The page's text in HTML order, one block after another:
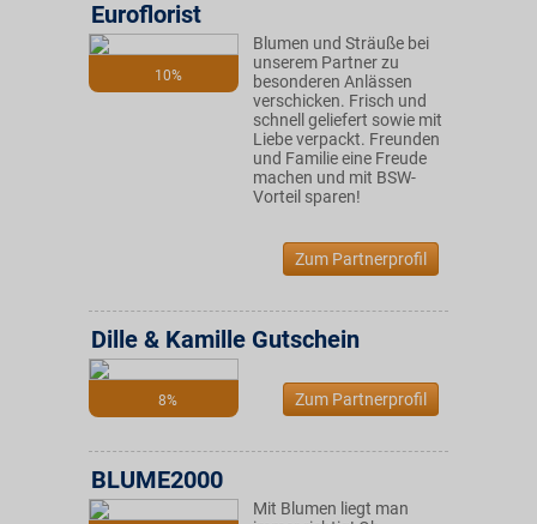
10%
Euroflorist
Blumen und Sträuße bei
unserem Partner zu
besonderen Anlässen
verschicken. Frisch und
schnell geliefert sowie mit
Liebe verpackt. Freunden
und Familie eine Freude
machen und mit BSW-
Vorteil sparen!
Zum Partnerprofil
8%
Dille & Kamille Gutschein
Zum Partnerprofil
BLUME2000
Mit Blumen liegt man